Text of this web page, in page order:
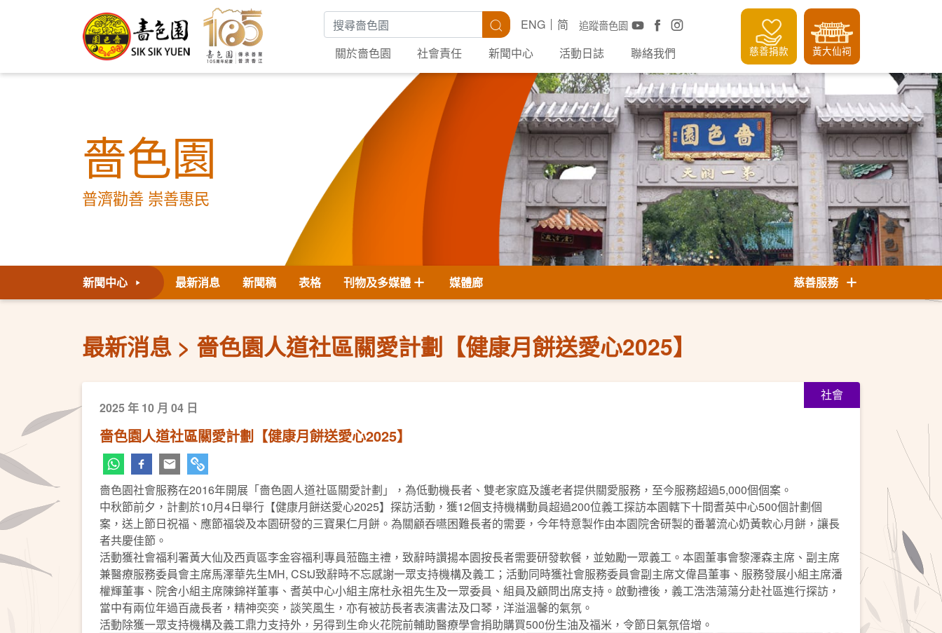
搜尋關鍵字 搜尋 追蹤嗇色園
ENG
简
關於嗇色園
社會責任 新聞中心 活動日誌 聯絡我們 慈善捐款 黃大仙祠
嗇色園
普濟勸善 崇善惠民
新聞中心 最新消息 新聞稿 表格 刊物及多媒體 媒體廊 慈善服務
最新消息 嗇色園人道社區關愛計劃【健康月餅送愛心2025】
社會
2025 年 10 月 04 日
嗇色園人道社區關愛計劃【健康月餅送愛心2025】
嗇色園社會服務在2016年開展「嗇色園人道社區關愛計劃」，為低動機長者、雙老家庭及護老者提供關愛服務，至今服務超過5,000個個案。
中秋節前夕，計劃於10月4日舉行【健康月餅送愛心2025】探訪活動，獲12個支持機構動員超過200位義工探訪本園轄下十間耆英中心500個計劃個
案，送上節日祝福、應節福袋及本園研發的三寶果仁月餅。為關顧吞嚥困難長者的需要，今年特意製作由本園院舍研製的番薯流心奶黃軟心月餅，讓長
者共慶佳節。
活動獲社會福利署黃大仙及西貢區李金容福利專員蒞臨主禮，致辭時讚揚本園按長者需要研發軟餐，並勉勵一眾義工。本園董事會黎澤森主席、副主席
兼醫療服務委員會主席馬澤華先生MH, CStJ致辭時不忘感謝一眾支持機構及義工；活動同時獲社會服務委員會副主席文偉昌董事、服務發展小組主席潘
權輝董事、院舍小組主席陳錦祥董事、耆英中心小組主席杜永祖先生及一眾委員、組員及顧問出席支持。啟動禮後，義工浩浩蕩蕩分赴社區進行探訪，
當中有兩位年過百歲長者，精神奕奕，談笑風生，亦有被訪長者表演書法及口琴，洋溢溫馨的氣氛。
活動除獲一眾支持機構及義工鼎力支持外，另得到生命火花院前輔助醫療學會捐助購買500份生油及福米，令節日氣氛倍增。